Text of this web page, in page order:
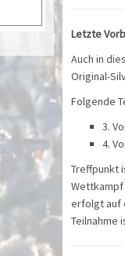
Letzte
Auch in
Original-
Folgende
3.
4.
Treffpunkt
Wettkampf
erfolgt auf
Teilnahme